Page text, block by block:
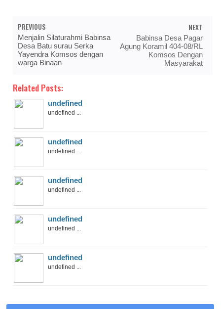
PREVIOUS
Menjalin Silaturahmi Babinsa
Desa Batu surau Serka
Yayendra Komsos dengan
warga Binaan
NEXT
Babinsa Desa Pagar
Agung Koramil 404-08/RL
Komsos Dengan
Masyarakat
Related Posts:
undefined
undefined ...
undefined
undefined ...
undefined
undefined ...
undefined
undefined ...
undefined
undefined ...